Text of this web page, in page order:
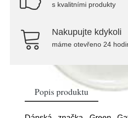
s kvalitními produkty
Nakupujte kdykoli
máme otevřeno 24
Popis produktu